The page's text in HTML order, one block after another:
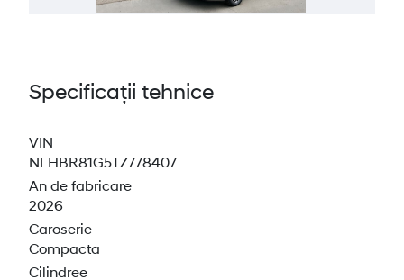
Specificații tehnice
VIN
NLHBR81G5TZ778407
An de fabricare
2026
Caroserie
Compacta
Cilindree